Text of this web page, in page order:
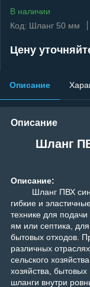
В наличии
Код: Шланг 50 мм
Цену
Описание
Описание
Шланг
Описание:
Шланг ПВХ
гибкие и
технике для
ям или септика,
бытовых отходов.
различных
сельского
хозяйства,
шланги внутри